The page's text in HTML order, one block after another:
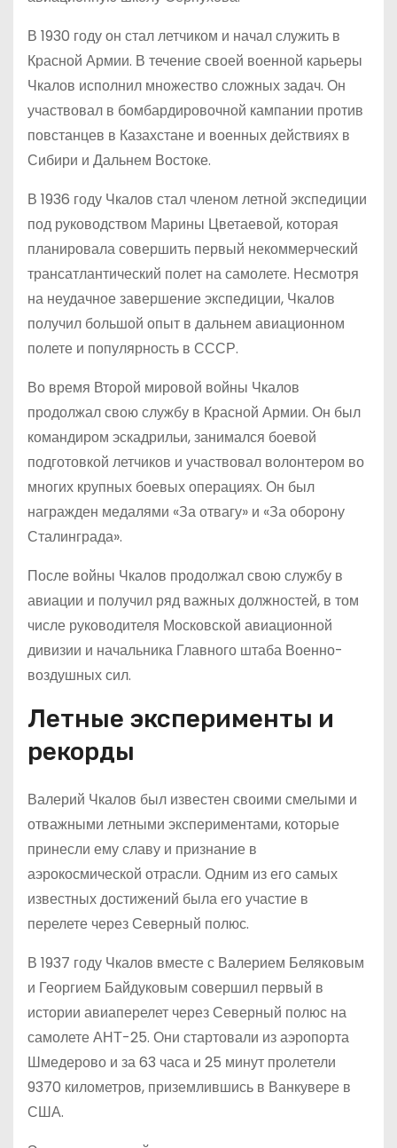
В 1930 году он стал летчиком и начал служить в
Красной Армии. В течение своей военной карьеры
Чкалов исполнил множество сложных задач. Он
участвовал в бомбардировочной кампании против
повстанцев в Казахстане и военных действиях в
Сибири и Дальнем Востоке.
В 1936 году Чкалов стал членом летной экспедиции
под руководством Марины Цветаевой, которая
планировала совершить первый некоммерческий
трансатлантический полет на самолете. Несмотря
на неудачное завершение экспедиции, Чкалов
получил большой опыт в дальнем авиационном
полете и популярность в СССР.
Во время Второй мировой войны Чкалов
продолжал свою службу в Красной Армии. Он был
командиром эскадрильи, занимался боевой
подготовкой летчиков и участвовал волонтером во
многих крупных боевых операциях. Он был
награжден медалями «За отвагу» и «За оборону
Сталинграда».
После войны Чкалов продолжал свою службу в
авиации и получил ряд важных должностей, в том
числе руководителя Московской авиационной
дивизии и начальника Главного штаба Военно-
воздушных сил.
Летные эксперименты и
рекорды
Валерий Чкалов был известен своими смелыми и
отважными летными экспериментами, которые
принесли ему славу и признание в
аэрокосмической отрасли. Одним из его самых
известных достижений была его участие в
перелете через Северный полюс.
В 1937 году Чкалов вместе с Валерием Беляковым
и Георгием Байдуковым совершил первый в
истории авиаперелет через Северный полюс на
самолете АНТ-25. Они стартовали из аэропорта
Шмедерово и за 63 часа и 25 минут пролетели
9370 километров, приземлившись в Ванкувере в
США.